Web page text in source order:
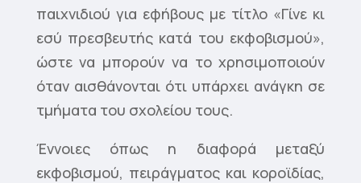
παιχνιδιού για εφήβους με τίτλο «Γίνε κι
εσύ πρεσβευτής κατά του εκφοβισμού»,
ώστε να μπορούν να το χρησιμοποιούν
όταν αισθάνονται ότι υπάρχει ανάγκη σε
τμήματα του σχολείου τους.
Έννοιες όπως η διαφορά μεταξύ
εκφοβισμού, πειράγματος και κοροϊδίας,